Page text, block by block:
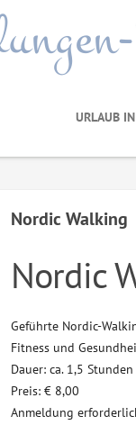
URLAUB
Nordic Walking
Nordic
Geführte Nordic-
Fitness und
Dauer: ca. 1,5 Stunden
Preis: € 8,00
Anmeldung